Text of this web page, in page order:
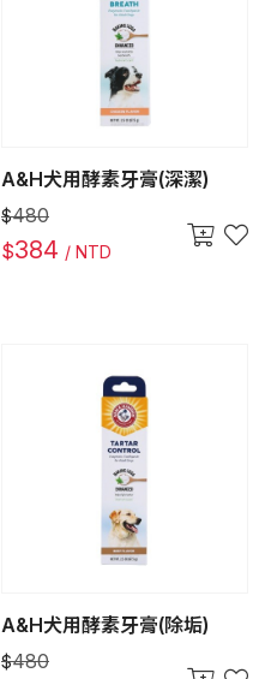
A&H犬用酵素牙膏(深潔)
$480
$384 / NTD
A&H犬用酵素牙膏(除垢)
$480